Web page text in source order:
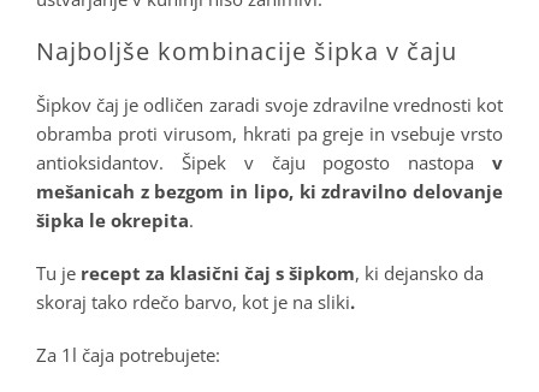
Najboljše kombinacije šipka v čaju
Šipkov čaj je odličen zaradi svoje zdravilne vrednosti kot
obramba proti virusom, hkrati pa greje in vsebuje vrsto
antioksidantov. Šipek v čaju pogosto nastopa v
mešanicah z bezgom in lipo, ki zdravilno delovanje
šipka le okrepita.
Tu je recept za klasični čaj s šipkom, ki dejansko da
skoraj tako rdečo barvo, kot je na sliki.
Za 1l čaja potrebujete: